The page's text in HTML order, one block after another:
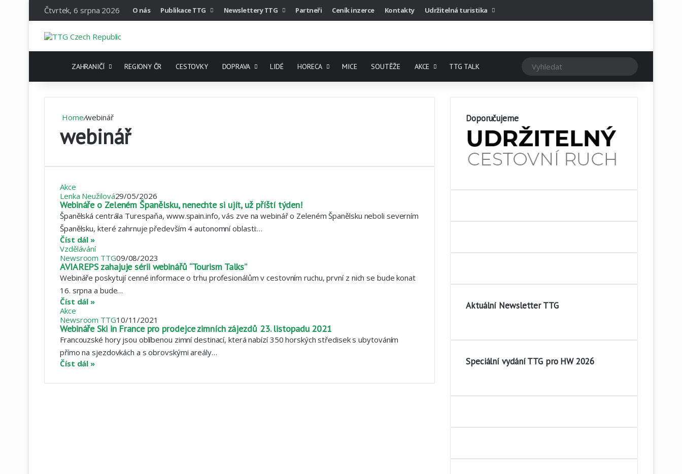
Čtvrtek, 6 srpna 2026 O nás Publikace TTG Newslettery TTG Partneři Ceník inzerce Kontakty Udržitelná turistika
DOMOVSKÁ STRÁNKA
ZAHRANIČÍ REGIONY ČR CESTOVKY DOPRAVA LIDÉ HORECA MICE SOUTĚŽE AKCE TTG TALK
Home/webinář
webinář
Akce
Lenka Neužilová29/05/2026
Webináře o Zeleném Španělsku, nenechte si ujít, už příští týden!
Španělská centrála Turespaňa, www.spain.info, vás zve na webinář o Zeleném Španělsku neboli severním
Španělsku, které zahrnuje především 4 autonomní oblasti:…
Číst dál »
Vzdělávání
Newsroom TTG09/08/2023
AVIAREPS zahajuje sérii webinářů “Tourism Talks”
Webináře poskytují cenné informace o trhu profesionálům v cestovním ruchu, první z nich se bude konat
16. srpna a bude…
Číst dál »
Akce
Newsroom TTG10/11/2021
Webináře Ski in France pro prodejce zimních zájezdů 23. listopadu 2021
Francouzské hory jsou oblíbenou zimní destinací, která nabízí 350 horských středisek s ubytováním
přímo na sjezdovkách a s obrovskými areály…
Číst dál »
Doporučujeme
Aktuální Newsletter TTG
Speciální vydání TTG pro HW 2026